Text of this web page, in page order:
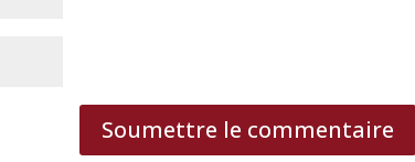
Soumettre le commentaire